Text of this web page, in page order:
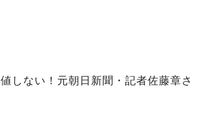
しない！元朝日新聞・記者佐藤章さ